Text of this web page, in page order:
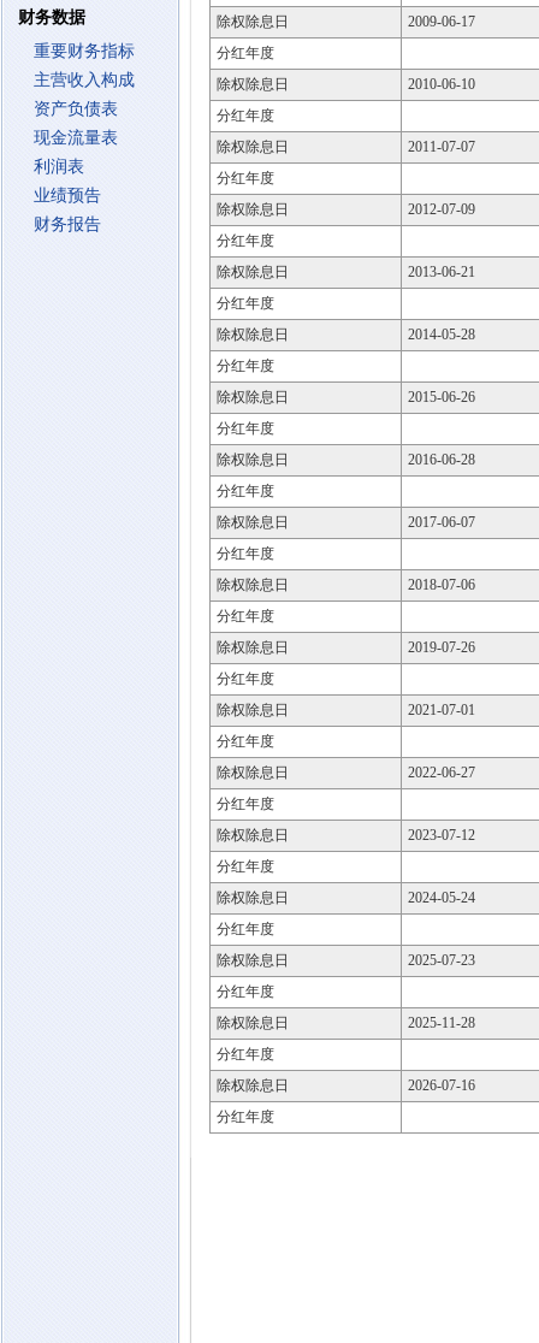
财务数据
重要财务指标
主营收入构成
资产负债表
现金流量表
利润表
业绩预告
财务报告
除权除息日
2009-06-17
分红年度
除权除息日
2010-06-10
分红年度
除权除息日
2011-07-07
分红年度
除权除息日
2012-07-09
分红年度
除权除息日
2013-06-21
分红年度
除权除息日
2014-05-28
分红年度
除权除息日
2015-06-26
分红年度
除权除息日
2016-06-28
分红年度
除权除息日
2017-06-07
分红年度
除权除息日
2018-07-06
分红年度
除权除息日
2019-07-26
分红年度
除权除息日
2021-07-01
分红年度
除权除息日
2022-06-27
分红年度
除权除息日
2023-07-12
分红年度
除权除息日
2024-05-24
分红年度
除权除息日
2025-07-23
分红年度
除权除息日
2025-11-28
分红年度
除权除息日
2026-07-16
分红年度